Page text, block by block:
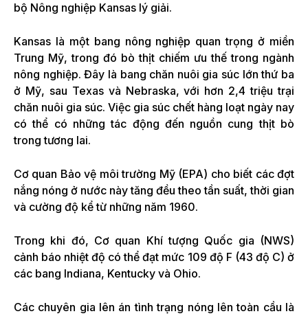
bộ Nông nghiệp Kansas lý giải.
Kansas là một bang nông nghiệp quan trọng ở miền
Trung Mỹ, trong đó bò thịt chiếm ưu thế trong ngành
nông nghiệp. Đây là bang chăn nuôi gia súc lớn thứ ba
ở Mỹ, sau Texas và Nebraska, với hơn 2,4 triệu trại
chăn nuôi gia súc. Việc gia súc chết hàng loạt ngày nay
có thể có những tác động đến nguồn cung thịt bò
trong tương lai.
Cơ quan Bảo vệ môi trường Mỹ (EPA) cho biết các đợt
nắng nóng ở nước này tăng đều theo tần suất, thời gian
và cường độ kể từ những năm 1960.
Trong khi đó, Cơ quan Khí tượng Quốc gia (NWS)
cảnh báo nhiệt độ có thể đạt mức 109 độ F (43 độ C) ở
các bang Indiana, Kentucky và Ohio.
Các chuyên gia lên án tình trạng nóng lên toàn cầu là